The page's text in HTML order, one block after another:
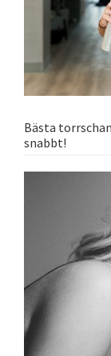
Bästa
snabbt!